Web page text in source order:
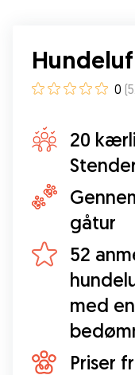
0 (
20
gåtur
52
med
Priser